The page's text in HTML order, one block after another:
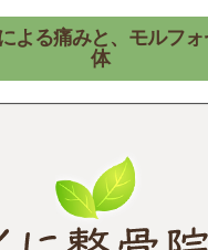
よる痛みと、モルフ
体